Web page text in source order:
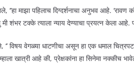
‘’हा माझा पहिलाच दिग्दर्शनाचा अनुभव आहे.
शंभर टक्के त्याला न्याय देण्याचा प्रयत्न केला
‘’ विषय वेगळ्या धाटणीचा असून हा एक धमाल
खात्री आहे की, प्रेक्षकांना हा सिनेमा नक्कीच